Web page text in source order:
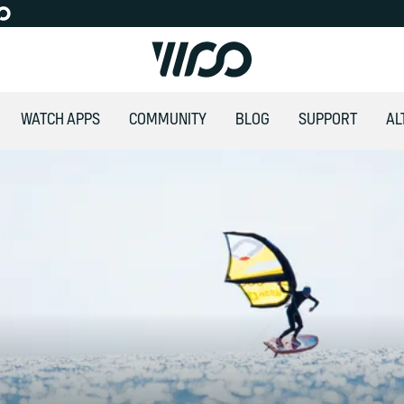
WATCH APPS COMMUNITY BLOG SUPPORT